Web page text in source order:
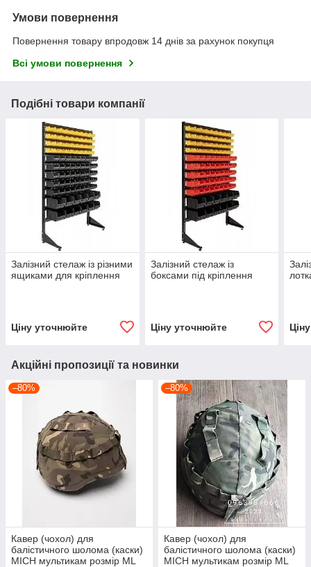
Умови повернення
Повернення товару впродовж 14 днів за рахунок покупця
Всі умови повернення
Подібні товари компанії
Залізний стелаж із різними
ящиками для кріплення
Ціну уточнюйте
Залізний стелаж із
боксами під кріплення
Ціну уточнюйте
Акційні пропозиції та новинки
–80%
Кавер (чохол) для
балістичного шолома (каски)
MICH мультикам розмір МL
–80%
Кавер (чохол) для
балістичного шолома (каски)
MICH мультикам розмір МL